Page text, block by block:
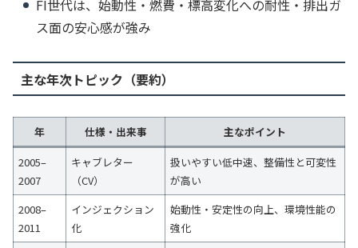
FI世代は、始動性・燃費・標高変化への耐性・排出ガ
ス面の安心感が強み
主な年次トピック（要約）
年 仕様・出来事
主なポイント
2005–
2007
キャブレター
（CV）
扱いやすい低中速、整備性と可変性
が高い
2008–
2011
インジェクション
化
始動性・安定性の向上、環境性能の
強化